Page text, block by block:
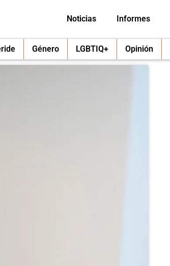
Noticias Informes
Género LGBTIQ+ Opinión